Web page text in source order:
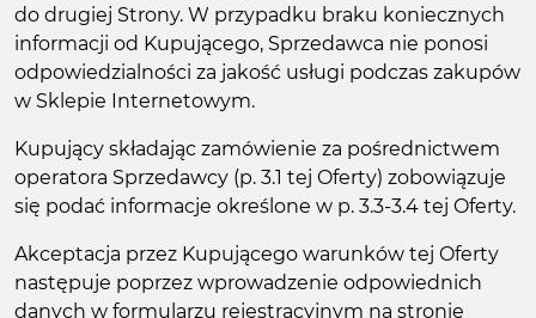
do drugiej Strony. W przypadku braku koniecznych
informacji od Kupującego, Sprzedawca nie ponosi
odpowiedzialności za jakość usługi podczas zakupów
w Sklepie Internetowym.
Kupujący składając zamówienie za pośrednictwem
operatora Sprzedawcy (p. 3.1 tej Oferty) zobowiązuje
się podać informacje określone w p. 3.3-3.4 tej Oferty.
Akceptacja przez Kupującego warunków tej Oferty
następuje poprzez wprowadzenie odpowiednich
danych w formularzu rejestracyjnym na stronie